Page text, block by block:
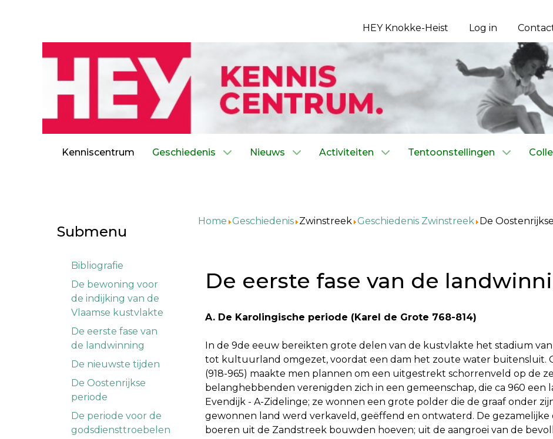
HEY Knokke-Heist Log in
Kenniscentrum Geschiedenis Nieuws Activiteiten Tentoonstellingen
Submenu
Bibliografie
De bewoning voor
de indijking van de
Vlaamse kustvlakte
De eerste fase van
de landwinning
De nieuwste tijden
De Oostenrijkse
periode
De periode voor de
godsdiensttroebelen
Home Geschiedenis Zwinstreek Geschiedenis Zwinstreek De
De eerste fase van de
A. De Karolingische periode (Karel de Grote 768-814)
In de 9de eeuw bereikten grote delen van de kustvlakte het stadium
tot kultuurland omgezet, voordat een dam het zoute water buitensluit.
(918-965) maakte men plannen om een uitgestrekt schorrenveld op de
belanghebbenden verenigden zich in een gemeenschap, die ca 960 een
Evendijk - A-Zidelinge; ze wonnen een grote polder die de graaf onder
gewonnen land werd verkaveld, geëffend en ontwaterd. De gezamelijke
boeren uit de Zandstreek bouwden hoeven; uit de aangroei van de